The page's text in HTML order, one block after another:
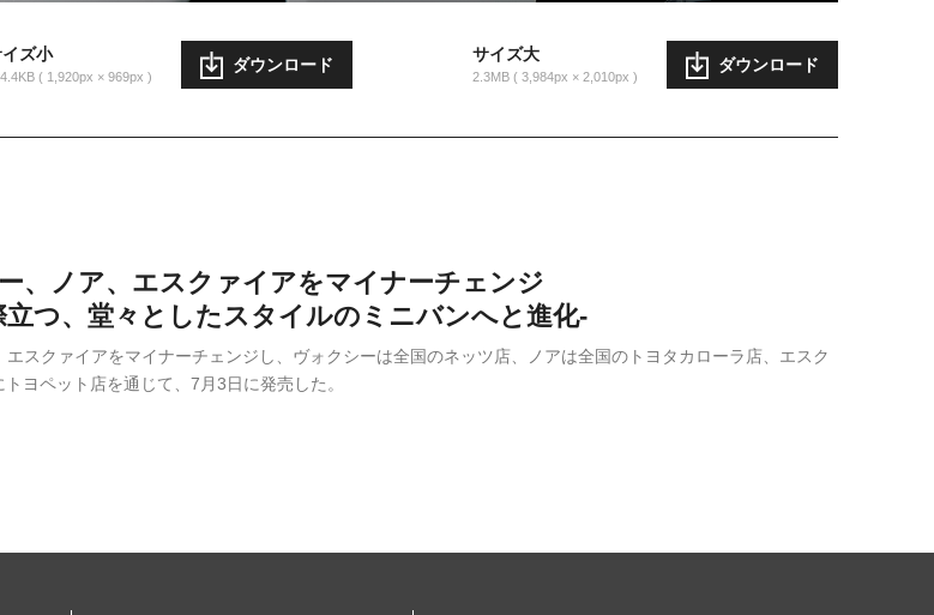
ズ小
1,920px × 969px
ダウンロード
サイズ大
2.3MB 3,984px × 2,010px
ダウンロード
、ノア、エスクァイアをマイナーチェンジ
つ、堂々としたスタイルのミニバンへと進化-
スクァイアをマイナーチェンジし、ヴォクシーは全国のネッツ店、ノアは全国のトヨタカローラ店、エスク
ヨペット店を通じて、7月3日に発売した。